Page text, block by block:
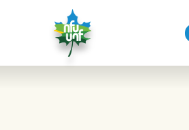
Aller au contenu